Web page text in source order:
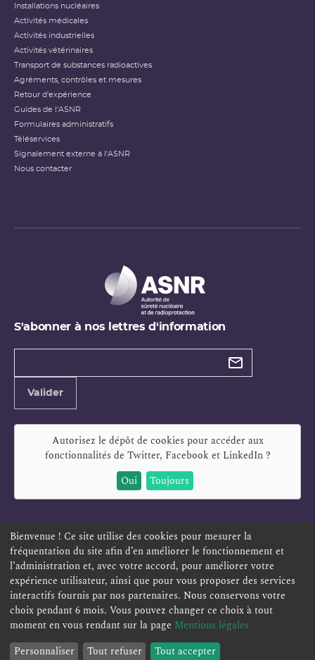
Installations nucléaires
Activités médicales
Activités industrielles
Activités vétérinaires
Transport de substances radioactives
Agréments, contrôles et mesures
Retour d'expérience
Guides de l'ASNR
Formulaires administratifs
Téléservices
Signalement externe à l'ASNR
Nous contacter
S'abonner à nos lettres d'information
Types de
Valider
Autorisez le dépôt de cookies pour accéder aux
fonctionnalités de Twitter, Facebook et LinkedIn?
Oui
Toujours
ESPACE PERSONNEL OFFRES D'EMPLOI SIGNALEMENT
TÉLÉSERVICES PLAN DU SITE
ACCESSIBILITÉ POLITIQUE DE CONFIDENTIALITÉ
MENTIONS LÉGALES CONTACT
Bienvenue ! Ce site utilise des cookies pour mesurer la
fréquentation du site afin d’en améliorer le fonctionnement et
l’administration et, avec votre accord, pour améliorer votre
expérience utilisateur, ainsi que pour vous proposer des services
interactifs fournis par nos partenaires. Nous conservons votre
choix pendant 6 mois. Vous pouvez changer ce choix à tout
moment en vous rendant sur la page Mentions légales
Personnaliser
Tout refuser Tout accepter